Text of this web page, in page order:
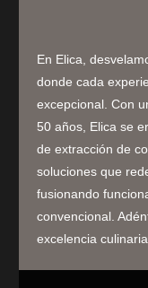
En Elica,
donde cada
excepcional. Con
50 años, Elica se
de extracción de
soluciones que
fusionando
convencional.
excelencia